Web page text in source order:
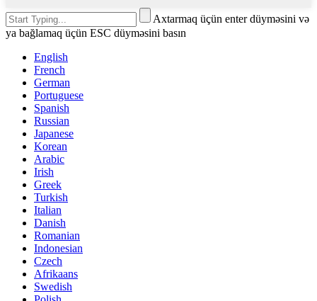
Axtarmaq üçün enter düyməsini və
ya bağlamaq üçün ESC düyməsini basın
English
French
German
Portuguese
Spanish
Russian
Japanese
Korean
Arabic
Irish
Greek
Turkish
Italian
Danish
Romanian
Indonesian
Czech
Afrikaans
Swedish